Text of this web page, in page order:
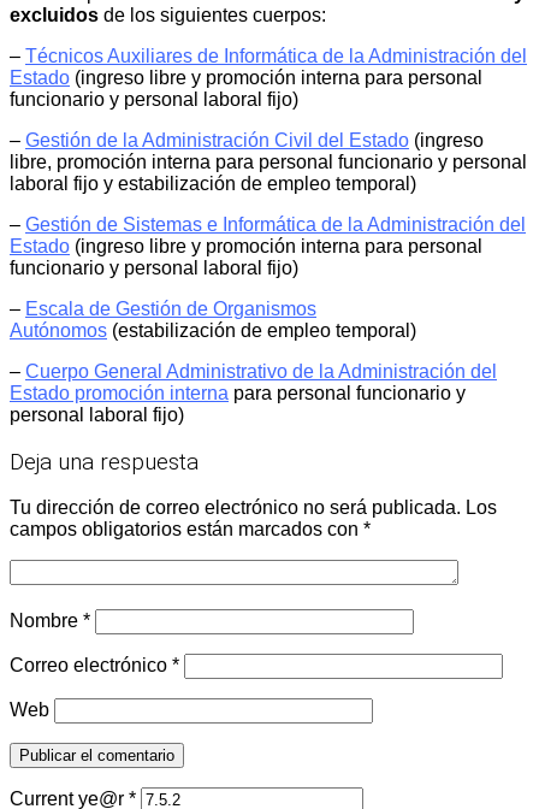
excluidos de los siguientes cuerpos:
– Técnicos Auxiliares de Informática de la Administración del
Estado (ingreso libre y promoción interna para personal
funcionario y personal laboral fijo)
– Gestión de la Administración Civil del Estado (ingreso
libre, promoción interna para personal funcionario y personal
laboral fijo y estabilización de empleo temporal)
– Gestión de Sistemas e Informática de la Administración del
Estado (ingreso libre y promoción interna para personal
funcionario y personal laboral fijo)
– Escala de Gestión de Organismos
Autónomos (estabilización de empleo temporal)
– Cuerpo General Administrativo de la Administración del
Estado promoción interna para personal funcionario y
personal laboral fijo)
Deja una respuesta
Tu dirección de correo electrónico no será publicada. Los
campos obligatorios están marcados con *
Nombre *
Correo electrónico *
Web
Current ye@r *